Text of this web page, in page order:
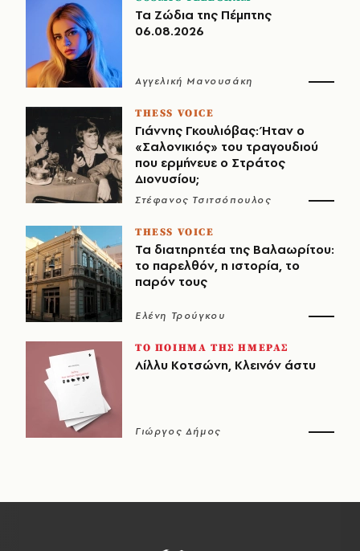
Τα Ζώδια της Πέμπτης
06.08.2026
Αγγελική Μανουσάκη
THESS VOICE
Γιάννης Γκουλιόβας: Ήταν ο
«Σαλονικιός» του τραγουδιού
που ερμήνευε ο Στράτος
Διονυσίου;
Στέφανος Τσιτσόπουλος
THESS VOICE
Τα διατηρητέα της Βαλαωρίτου:
το παρελθόν, η ιστορία, το
παρόν τους
Ελένη Τρούγκου
ΤΟ ΠΟΙΗΜΑ ΤΗΣ ΗΜΕΡΑΣ
Λίλλυ Κοτσώνη, Κλεινόν άστυ
Γιώργος Δήμος